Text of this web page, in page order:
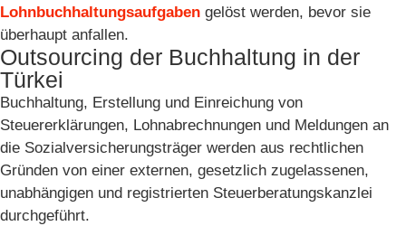
Lohnbuchhaltungsaufgaben gelöst werden, bevor sie
überhaupt anfallen.
Outsourcing der Buchhaltung in der
Türkei
Buchhaltung, Erstellung und Einreichung von
Steuererklärungen, Lohnabrechnungen und Meldungen an
die Sozialversicherungsträger werden aus rechtlichen
Gründen von einer externen, gesetzlich zugelassenen,
unabhängigen und registrierten Steuerberatungskanzlei
durchgeführt.